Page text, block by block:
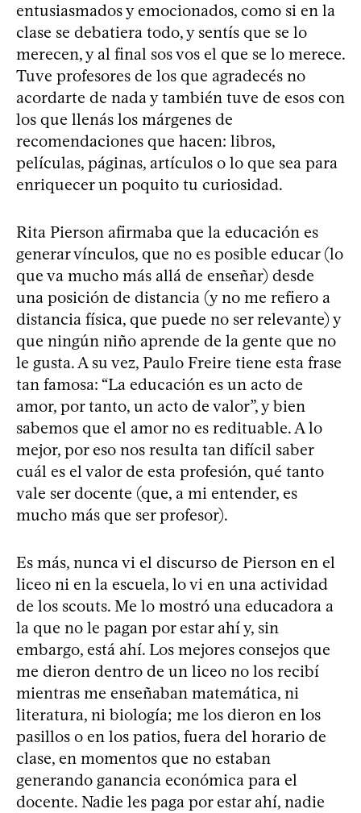
entusiasmados y emocionados, como si en la
clase se debatiera todo, y sentís que se lo
merecen, y al final sos vos el que se lo merece.
Tuve profesores de los que agradecés no
acordarte de nada y también tuve de esos con
los que llenás los márgenes de
recomendaciones que hacen: libros,
películas, páginas, artículos o lo que sea para
enriquecer un poquito tu curiosidad.
Rita Pierson afirmaba que la educación es
generar vínculos, que no es posible educar (lo
que va mucho más allá de enseñar) desde
una posición de distancia (y no me refiero a
distancia física, que puede no ser relevante) y
que ningún niño aprende de la gente que no
le gusta. A su vez, Paulo Freire tiene esta frase
tan famosa: “La educación es un acto de
amor, por tanto, un acto de valor”, y bien
sabemos que el amor no es redituable. A lo
mejor, por eso nos resulta tan difícil saber
cuál es el valor de esta profesión, qué tanto
vale ser docente (que, a mi entender, es
mucho más que ser profesor).
Es más, nunca vi el discurso de Pierson en el
liceo ni en la escuela, lo vi en una actividad
de los scouts. Me lo mostró una educadora a
la que no le pagan por estar ahí y, sin
embargo, está ahí. Los mejores consejos que
me dieron dentro de un liceo no los recibí
mientras me enseñaban matemática, ni
literatura, ni biología; me los dieron en los
pasillos o en los patios, fuera del horario de
clase, en momentos que no estaban
generando ganancia económica para el
docente. Nadie les paga por estar ahí, nadie